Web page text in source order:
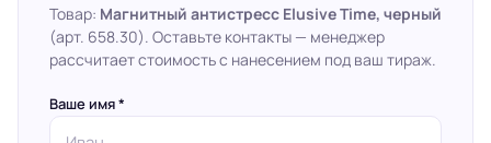
Товар: Магнитный антистресс Elusive Time, черный
(арт. 658.30). Оставьте контакты — менеджер
рассчитает стоимость с нанесением под ваш тираж.
Ваше имя *